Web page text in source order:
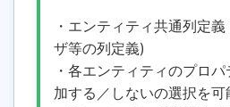
・エンティティ共通列定
ザ等の列定義)
・各エンティティのプロ
加する／しないの選択を可